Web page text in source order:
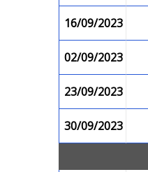
16/09/2023
02/09/2023
23/09/2023
30/09/2023